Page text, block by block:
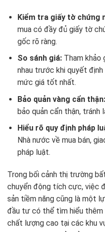
Kiểm tra giấy tờ chứng
mua có đầy đủ giấy tờ
gốc rõ ràng.
So sánh giá:Tham khảo
nhau trước khi quyết
mức giá tốt nhất.
Bảo quản vàng cẩn thận:
bảo quản cẩn thận, tránh
Hiểu rõ quy định pháp
Nhà nước về mua bán,
pháp luật.
Trong bối cảnh thị trường
chuyển động tích cực, việc
sản tiềm năng cũng là một
đầu tư có thể tìm hiểu thêm
chất lượng cao tại các khu